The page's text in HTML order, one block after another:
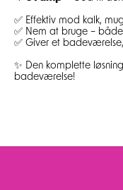
✅ Effektiv mod kalk,
✅ Nem at bruge –
✅ Giver et
✨ Den komplette
badeværelse!